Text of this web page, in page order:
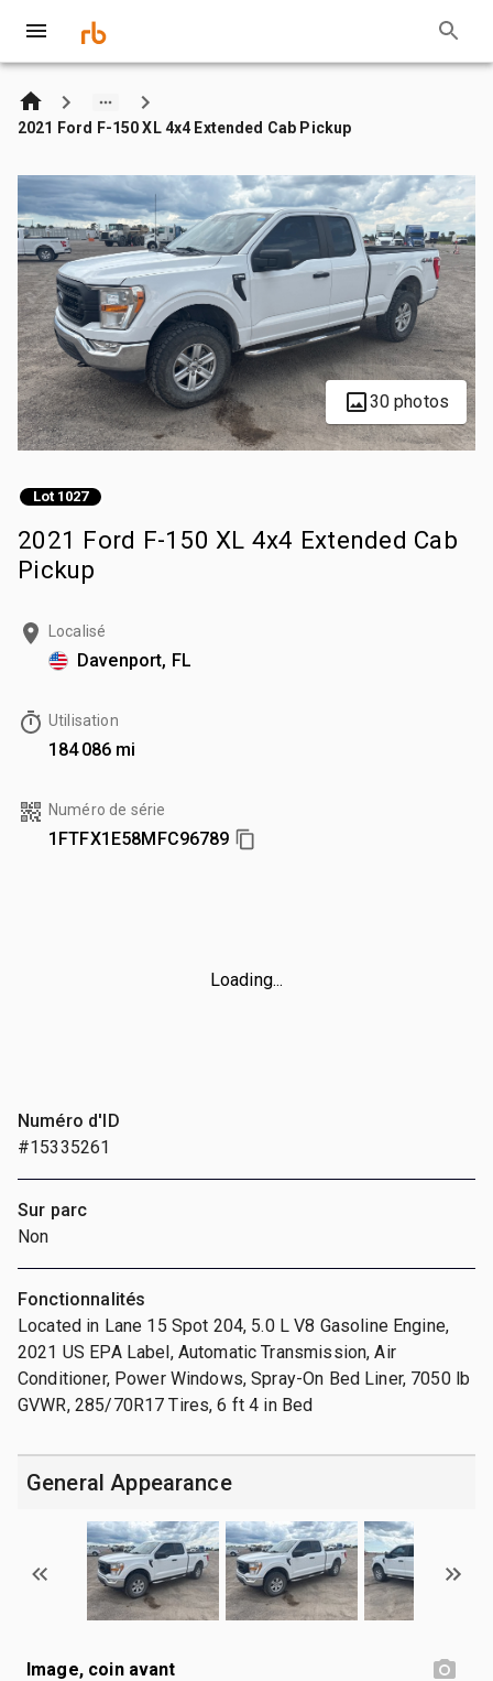
2021 Ford F-150 XL 4x4 Extended Cab Pickup
30 photos
Lot 1027
2021 Ford F-150 XL 4x4 Extended Cab
Pickup
Localisé
Davenport, FL
Utilisation
184 086 mi
Numéro de série
1FTFX1E58MFC96789
Loading...
Numéro d'ID
#15335261
Sur parc
Non
Fonctionnalités
Located in Lane 15 Spot 204, 5.0 L V8 Gasoline Engine,
2021 US EPA Label, Automatic Transmission, Air
Conditioner, Power Windows, Spray-On Bed Liner, 7050 lb
GVWR, 285/70R17 Tires, 6 ft 4 in Bed
General Appearance
Image, coin avant